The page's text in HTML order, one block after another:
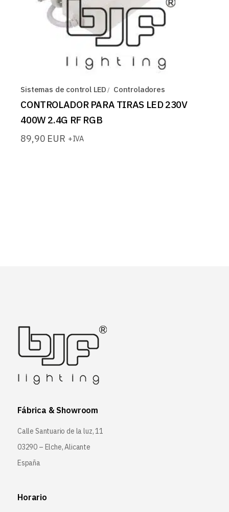
Sistemas de control LED Controladores
CONTROLADOR PARA TIRAS LED 230V
400W 2.4G RF RGB
89,90 EUR +IVA
Fábrica & Showroom
Calle Santuario de la luz, 11
03290 – Elche, Alicante
España
Horario